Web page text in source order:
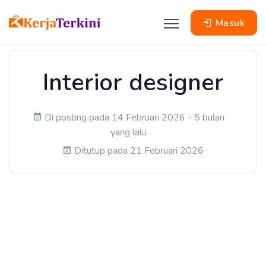
Masuk
Interior designer
Di posting pada 14 Februari 2026 - 5 bulan
yang lalu
Ditutup pada 21 Februari 2026